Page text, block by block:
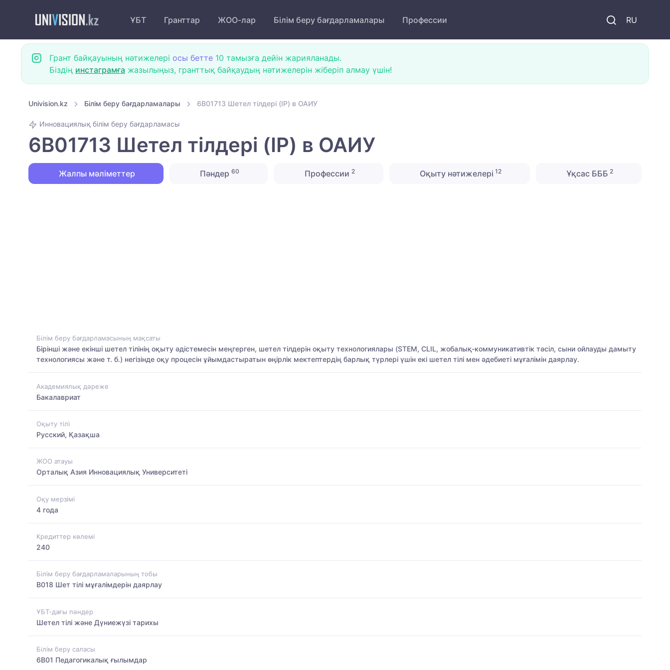
RU
ҰБТ Гранттар ЖОО-лар Білім беру бағдарламалары Профессии
Грант байқауының нәтижелері осы бетте 10 тамызға дейін жарияланады.
Біздің инстаграмға жазылыңыз, гранттық байқаудың нәтижелерін жіберіп алмау үшін!
Univision.kz Білім беру бағдарламалары 6B01713 Шетел тілдері (IP) в ОАИУ
Инновациялық білім беру бағдарламасы
6B01713 Шетел тілдері (IP) в ОАИУ
Жалпы мәліметтер Пәндер60 Профессии 2 Оқыту нәтижелері 12 Ұқсас БББ 2
Білім беру бағдарламасының мақсаты
Бірінші және екінші шетел тілінің оқыту әдістемесін меңгерген, шетел тілдерін оқыту технологиялары (STEM, CLIL, жобалық-коммуникативтік тәсіл, сыни ойлауды дамыту
технологиясы және т. б.) негізінде оқу процесін ұйымдастыратын өңірлік мектептердің барлық түрлері үшін екі шетел тілі мен әдебиеті мұғалімін даярлау.
Академиялық дәреже
Бакалавриат
Оқыту тілі
Русский, Қазақша
ЖОО атауы
Орталық Азия Инновациялық Университеті
Оқу мерзімі
4 года
Кредиттер көлемі
240
Білім беру бағдарламаларының тобы
B018 Шет тілі мұғалімдерін даярлау
ҰБТ-дағы пәндер
Шетел тілі және Дүниежүзі тарихы
Білім беру саласы
6B01 Педагогикалық ғылымдар